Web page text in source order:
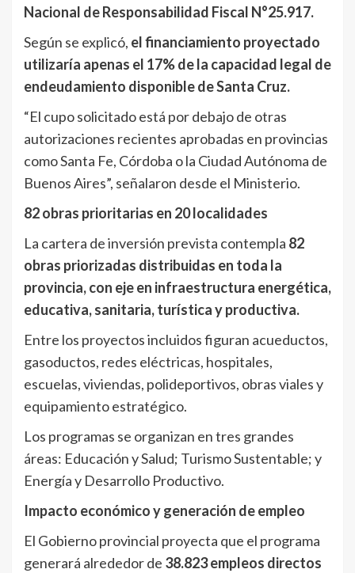
Nacional de Responsabilidad Fiscal N°25.917.
Según se explicó, el financiamiento proyectado
utilizaría apenas el 17% de la capacidad legal de
endeudamiento disponible de Santa Cruz.
“El cupo solicitado está por debajo de otras
autorizaciones recientes aprobadas en provincias
como Santa Fe, Córdoba o la Ciudad Autónoma de
Buenos Aires”, señalaron desde el Ministerio.
82 obras prioritarias en 20 localidades
La cartera de inversión prevista contempla 82
obras priorizadas distribuidas en toda la
provincia, con eje en infraestructura energética,
educativa, sanitaria, turística y productiva.
Entre los proyectos incluidos figuran acueductos,
gasoductos, redes eléctricas, hospitales,
escuelas, viviendas, polideportivos, obras viales y
equipamiento estratégico.
Los programas se organizan en tres grandes
áreas: Educación y Salud; Turismo Sustentable; y
Energía y Desarrollo Productivo.
Impacto económico y generación de empleo
El Gobierno provincial proyecta que el programa
generará alrededor de 38.823 empleos directos